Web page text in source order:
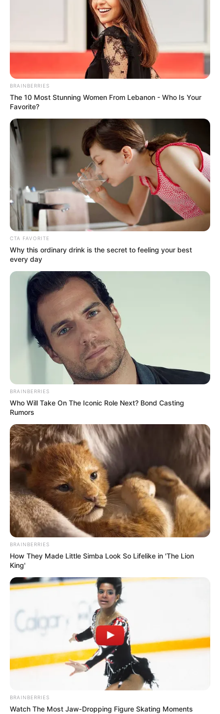
BRAINBERRIES
The 10 Most Stunning Women From Lebanon - Who Is Your
Favorite?
CTA FAVORITE
Why this ordinary drink is the secret to feeling your best
every day
BRAINBERRIES
Who Will Take On The Iconic Role Next? Bond Casting
Rumors
BRAINBERRIES
How They Made Little Simba Look So Lifelike in 'The Lion
King'
BRAINBERRIES
Watch The Most Jaw‑Dropping Figure Skating Moments